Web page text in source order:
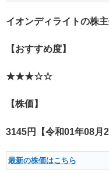
イオンディライトの株
【おすすめ度】
★★★☆☆
【株価】
3145円【令和01年08月
最新の株価はこちら